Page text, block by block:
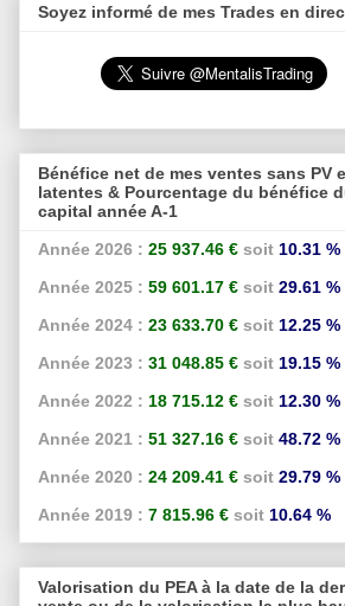
Soyez informé de mes Trades en
Bénéfice net de mes ventes sans PV
latentes & Pourcentage du bénéfice
capital année A-1
Année 2026 : 25 937.46 € soit 10.31 %
Année 2025 : 59 601.17 € soit 29.61 %
Année 2024 : 23 633.70 € soit 12.25 %
Année 2023 : 31 048.85 € soit 19.15 %
Année 2022 : 18 715.12 € soit 12.30 %
Année 2021 : 51 327.16 € soit 48.72 %
Année 2020 : 24 209.41 € soit 29.79 %
Année 2019 : 7 815.96 € soit 10.64 %
Valorisation du PEA à la date de la